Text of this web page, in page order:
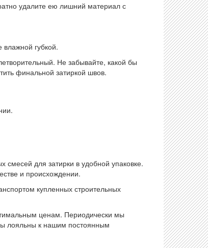
удалите ею лишний материал с
губкой.
Не забывайте, какой бы
финальной затиркой швов.
для затирки в удобной упаковке.
и происхождении.
купленных строительных
ценам. Периодически мы
лояльны к нашим постоянным